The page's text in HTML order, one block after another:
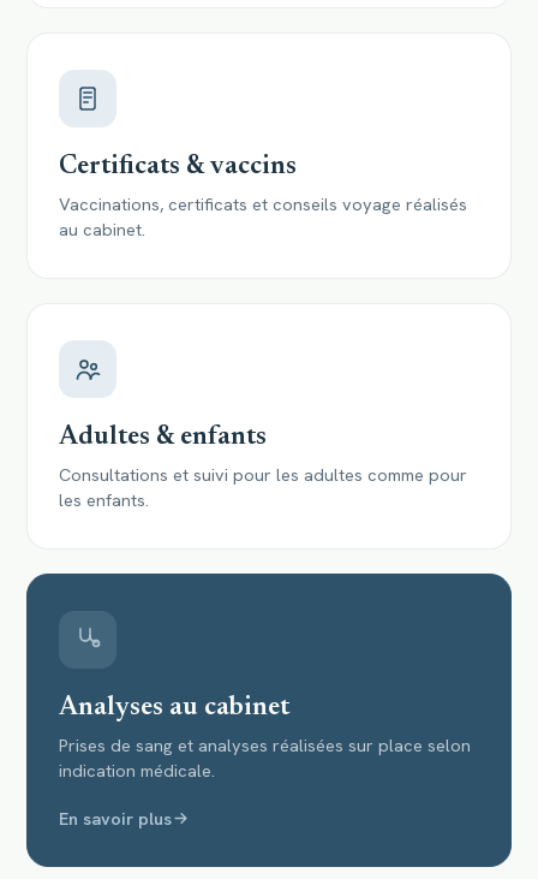
Certificats & vaccins
Vaccinations, certificats et conseils voyage réalisés
au cabinet.
Adultes & enfants
Consultations et suivi pour les adultes comme pour
les enfants.
Analyses au cabinet
Prises de sang et analyses réalisées sur place selon
indication médicale.
En savoir plus